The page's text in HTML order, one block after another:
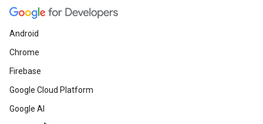
Android
Chrome
Firebase
Google Cloud Platform
Google AI